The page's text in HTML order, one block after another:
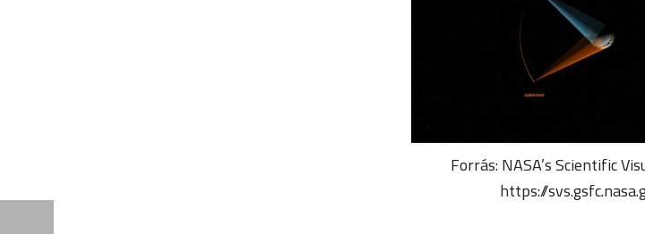
Forrás: NASA’s Scientific
https://